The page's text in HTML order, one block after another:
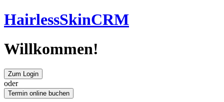
HairlessSkinCRM
Willkommen!
Zum Login
oder
Termin online buchen